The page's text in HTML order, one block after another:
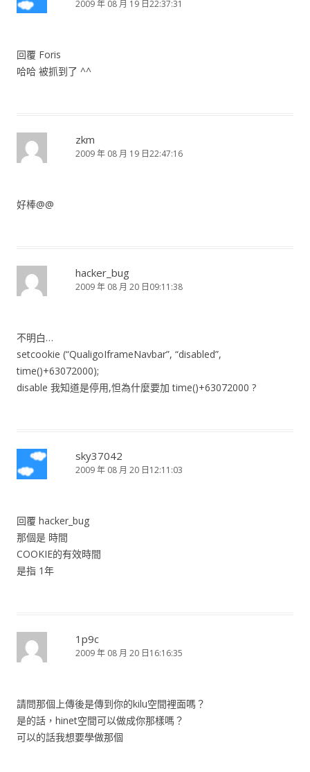
2009 年 08 月 19 日22:37:31
回覆 Foris
哈哈 被抓到了 ^^
zkm
2009 年 08 月 19 日22:47:16
好棒@@
hacker_bug
2009 年 08 月 20 日09:11:38
不明白…
setcookie (“QualigoIframeNavbar”, “disabled”,
time()+63072000);
disable 我知道是停用,怛為什麼要加 time()+63072000 ?
sky37042
2009 年 08 月 20 日12:11:03
回覆 hacker_bug
那個是 時間
COOKIE的有效時間
是指 1年
1p9c
2009 年 08 月 20 日16:16:35
請問那個上傳後是傳到你的kilu空間裡面嗎？
是的話，hinet空間可以做成你那樣嗎？
可以的話我想要學做那個